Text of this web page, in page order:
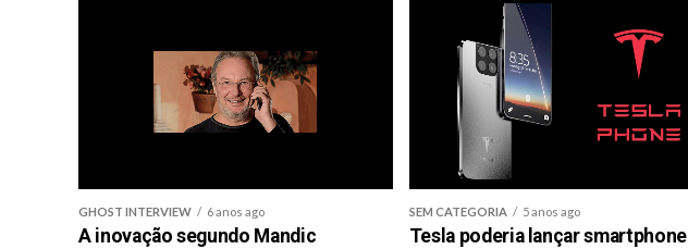
GHOST INTERVIEW 6 anos ago
A inovação segundo Mandic
SEM CATEGORIA 5 anos ago
Tesla poderia lançar smartphone